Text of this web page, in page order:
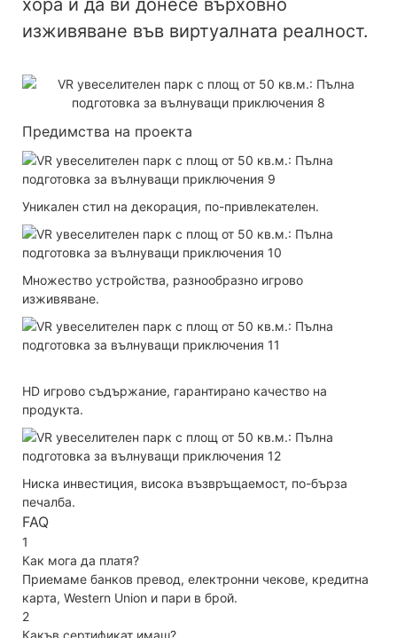
хора и да ви донесе върховно
изживяване във виртуалната реалност.
Предимства на проекта
Уникален стил на декорация, по-привлекателен.
Множество устройства, разнообразно игрово
изживяване.
HD игрово съдържание, гарантирано качество на
продукта.
Ниска инвестиция, висока възвръщаемост, по-бърза
печалба.
FAQ
1
Как мога да платя?
Приемаме банков превод, електронни чекове, кредитна
карта, Western Union и пари в брой.
2
Какъв сертификат имаш?